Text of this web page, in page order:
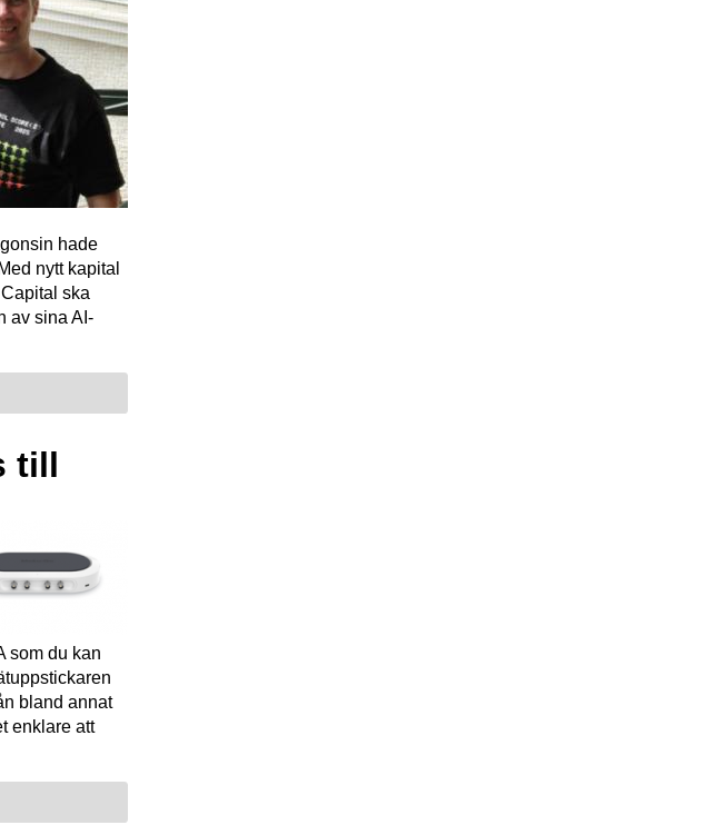
hade
nytt kapital
ska
av sina AI-
till
som du kan
bland annat
enklare att